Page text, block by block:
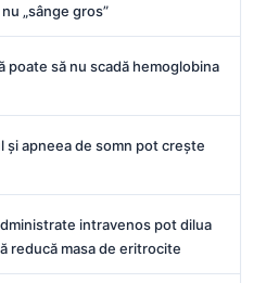
„sânge gros”
poate să nu scadă hemoglobina
și apneea de somn pot crește
intravenos pot dilua
reducă masa de eritrocite